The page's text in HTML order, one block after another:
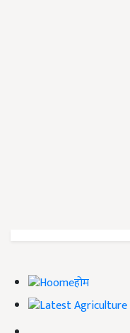
होम